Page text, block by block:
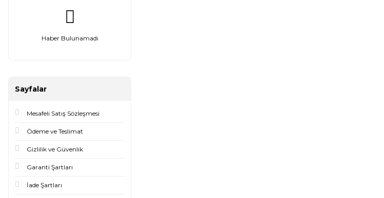
Haber Bulunamadı
Sayfalar
Mesafeli Satış Sözleşmesi
Ödeme ve Teslimat
Gizlilik ve Güvenlik
Garanti Şartları
İade Şartları